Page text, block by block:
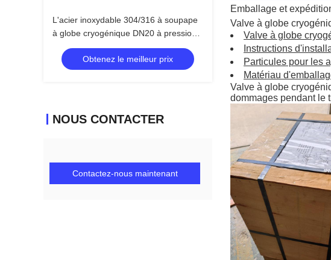
L'acier inoxydable 304/316 à soupape
à globe cryogénique DN20 à pression
maximale de 5,0 Mpa et à température
comprise entre -196 °C et +80 °C pour
les applications LOX LIN LAR
Obtenez le meilleur prix
NOUS CONTACTER
Contactez-nous maintenant
Emballage et
Valve à globe
Valve à globe
Instructions
Particules pour les
Matériau
Valve à globe
dommages pendant le